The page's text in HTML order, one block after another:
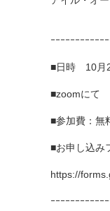
ｰｰｰｰｰｰｰｰｰｰｰ
■日時 10月
■zoomにて
■参加費：無
■お申し込み
https://
ｰｰｰｰｰｰｰｰｰｰｰ